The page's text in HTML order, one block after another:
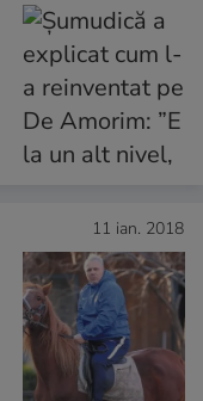
11 ian. 2018